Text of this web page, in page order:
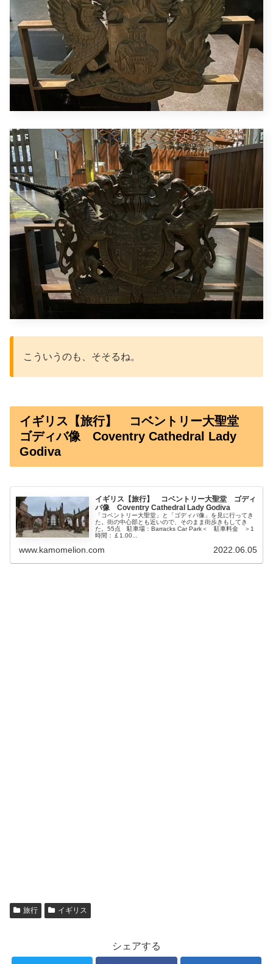
こういうのも、そそるね。
イギリス【旅行】 コベントリー大聖堂
ゴディバ像 Coventry Cathedral Lady
Godiva
イギリス【旅行】 コベントリー大聖堂 ゴディ
バ像 Coventry Cathedral Lady Godiva
「コベントリー大聖堂」と「ゴディバ像」を見に行ってき
た。街の中心部とも近いので、そのまま街歩きもしてき
た。55点 駐車場：Barracks Car Park＜ 駐車料金 ＞1
時間：￡1.00...
www.kamomelion.com 2022.06.05
旅行 イギリス
シェアする